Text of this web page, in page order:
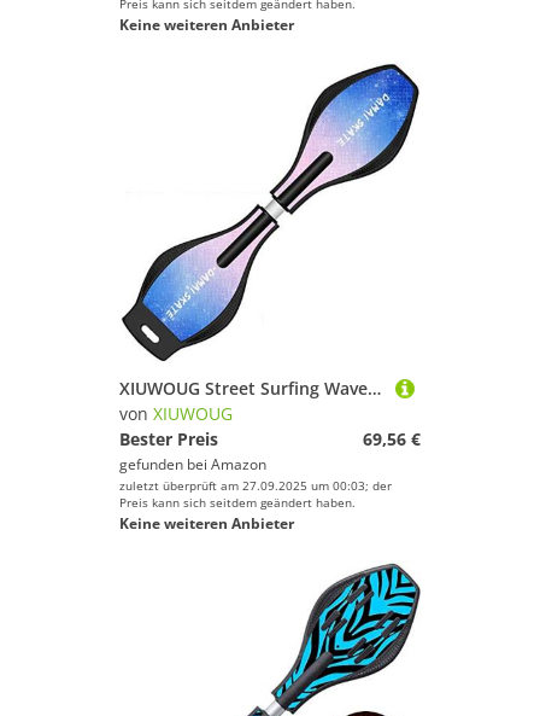
Preis kann sich seitdem geändert haben.
Keine weiteren Anbieter
XIUWOUG Street Surfing Waveboard | Double Wheel Scooter Caster Board Mit LED-Blitzrad | Bis 200 Kg | Anti-Rutsch-Schlangenbrett Geeignet Für Kinder Und Jugendliche Anfänger Skateboard,27,83CM*23CM*9CM
von XIUWOUG
Bester Preis
69,56 €
gefunden bei Amazon
zuletzt überprüft am 27.09.2025 um 00:03; der
Preis kann sich seitdem geändert haben.
Keine weiteren Anbieter